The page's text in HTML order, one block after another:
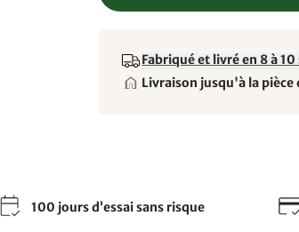
Fabriqué et livré en 8 à
Livraison jusqu'à la
100 jours d’essai sans risque